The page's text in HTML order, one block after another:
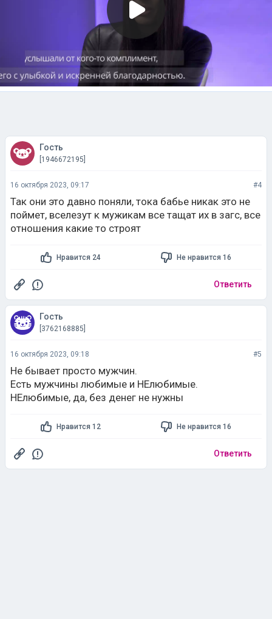
Гость
[1946672195]
16 октября 2023, 09:17 #4
Так они это давно поняли, тока бабье никак это не
поймет, вселезут к мужикам все тащат их в загс, все
отношения какие то строят
Нравится 24 Не нравится 16
Ответить
Гость
[3762168885]
16 октября 2023, 09:18 #5
Не бывает просто мужчин.
Есть мужчины любимые и НЕлюбимые.
НЕлюбимые, да, без денег не нужны
Нравится 12 Не нравится 16
Ответить